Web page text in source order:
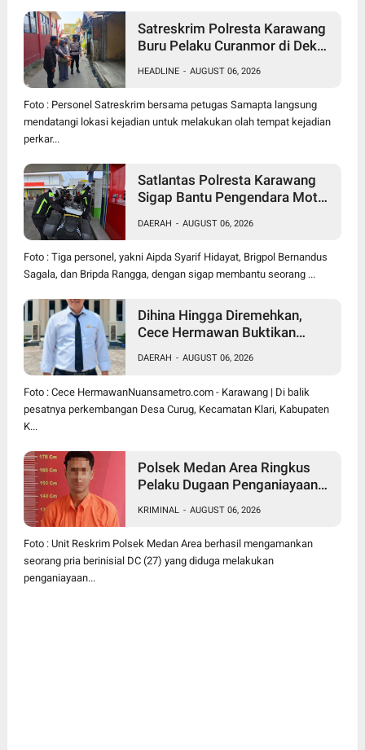
Satreskrim Polresta Karawang
Buru Pelaku Curanmor di Dekat
Rugi Rp19 Juta
HEADLINE - AUGUST 06, 2026
Foto : Personel Satreskrim bersama petugas Samapta langsung
mendatangi lokasi kejadian untuk melakukan olah tempat kejadian
perkar...
Satlantas Polresta Karawang
Sigap Bantu Pengendara Motor
Apresiasi
DAERAH - AUGUST 06, 2026
Foto : Tiga personel, yakni Aipda Syarif Hidayat, Brigpol Bernandus
Sagala, dan Bripda Rangga, dengan sigap membantu seorang ...
Dihina Hingga Diremehkan,
Cece Hermawan Buktikan
Bangun Desa Curug
DAERAH - AUGUST 06, 2026
Foto : Cece HermawanNuansametro.com - Karawang | Di balik
pesatnya perkembangan Desa Curug, Kecamatan Klari, Kabupaten
K...
Polsek Medan Area Ringkus
Pelaku Dugaan Penganiayaan
Denai, Korban Alami Luka
Memar
KRIMINAL - AUGUST 06, 2026
Foto : Unit Reskrim Polsek Medan Area berhasil mengamankan
seorang pria berinisial DC (27) yang diduga melakukan
penganiayaan...